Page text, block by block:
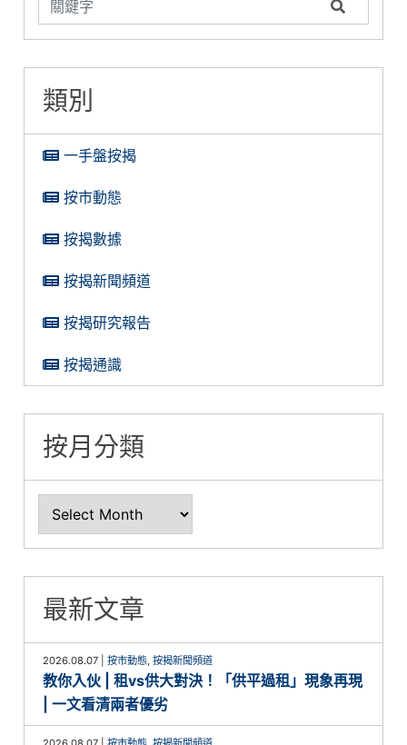
類別
一手盤按揭
按市動態
按揭數據
按揭新聞頻道
按揭研究報告
按揭通識
按月分類
最新文章
2026.08.07 |按市動態,按揭新聞頻道
教你入伙 | 租vs供大對決！「供平過租」現象再現
| 一文看清兩者優劣